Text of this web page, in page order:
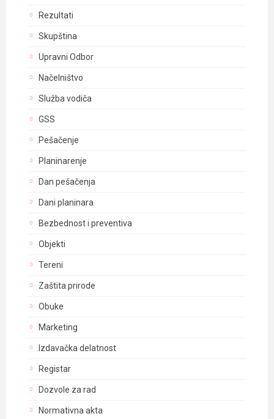
Rezultati
Skupština
Upravni Odbor
Načelništvo
Služba vodiča
GSS
Pešačenje
Planinarenje
Dan pešačenja
Dani planinara
Bezbednost i preventiva
Objekti
Tereni
Zaštita prirode
Obuke
Marketing
Izdavačka delatnost
Registar
Dozvole za rad
Normativna akta